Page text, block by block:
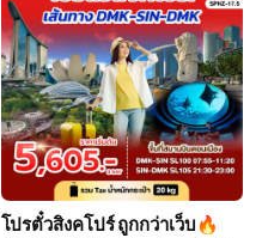
โปรตั๋วสิงคโปร์ ถูกกว่าเว็บ🔥